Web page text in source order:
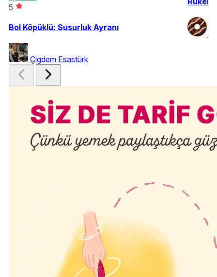
5
Bol Köpüklü: Susurluk Ayranı
Çigdem Esastürk